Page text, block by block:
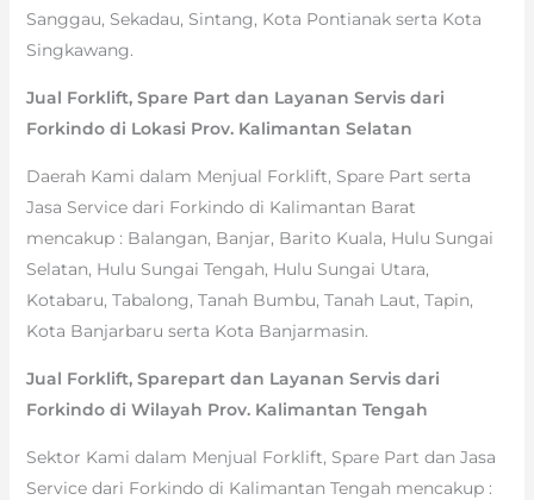
Sanggau, Sekadau, Sintang, Kota Pontianak serta Kota
Singkawang.
Jual Forklift, Spare Part dan Layanan Servis dari
Forkindo di Lokasi Prov. Kalimantan Selatan
Daerah Kami dalam Menjual Forklift, Spare Part serta
Jasa Service dari Forkindo di Kalimantan Barat
mencakup : Balangan, Banjar, Barito Kuala, Hulu Sungai
Selatan, Hulu Sungai Tengah, Hulu Sungai Utara,
Kotabaru, Tabalong, Tanah Bumbu, Tanah Laut, Tapin,
Kota Banjarbaru serta Kota Banjarmasin.
Jual Forklift, Sparepart dan Layanan Servis dari
Forkindo di Wilayah Prov. Kalimantan Tengah
Sektor Kami dalam Menjual Forklift, Spare Part dan Jasa
Service dari Forkindo di Kalimantan Tengah mencakup :